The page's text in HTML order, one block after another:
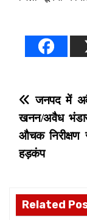
P
o
s
n
जनपद में
खनन/अवैध
औचक निरीक्षण
हड़कंप
Related